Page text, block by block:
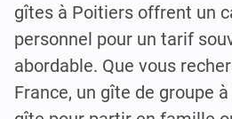
gîtes à Poitiers offrent un
personnel pour un tarif
abordable. Que vous
France, un gîte de groupe